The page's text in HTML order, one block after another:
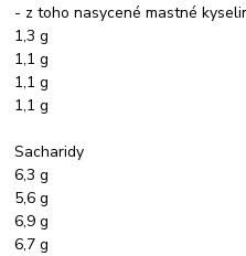
- z toho nasycené mastné
1,3 g
1,1 g
1,1 g
1,1 g
Sacharidy
6,3 g
5,6 g
6,9 g
6,7 g